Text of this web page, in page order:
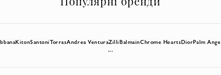
KitonSantoniTorrasAndrea VenturaZilliBalmainChrome HeartsDiorPalm
...